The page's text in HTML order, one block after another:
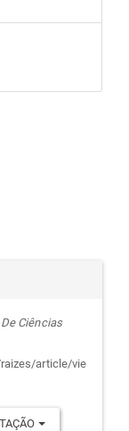
Ciências
article/vie